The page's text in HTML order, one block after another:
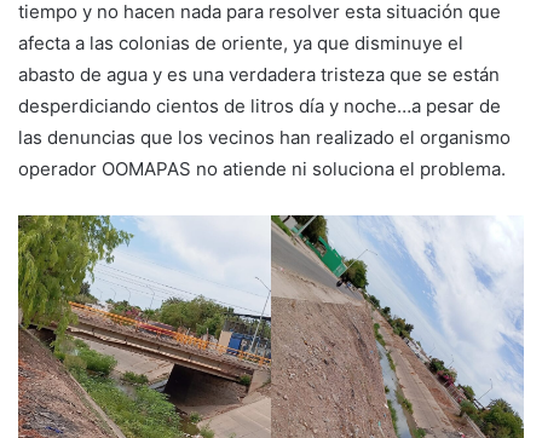
tiempo y no hacen nada para resolver esta situación que
afecta a las colonias de oriente, ya que disminuye el
abasto de agua y es una verdadera tristeza que se están
desperdiciando cientos de litros día y noche…a pesar de
las denuncias que los vecinos han realizado el organismo
operador OOMAPAS no atiende ni soluciona el problema.